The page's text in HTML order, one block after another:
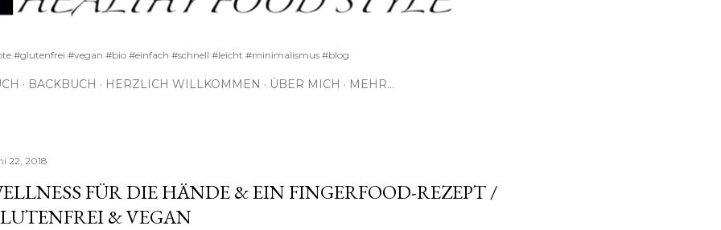
#glutenfrei #vegan #bio #einfach #schnell #leicht #minimalismus #blog
BACKBUCH HERZLICH WILLKOMMEN ÜBER MICH MEHR…
22, 2018
FÜR DIE HÄNDE & EIN FINGERFOOD-REZEPT /
& VEGAN